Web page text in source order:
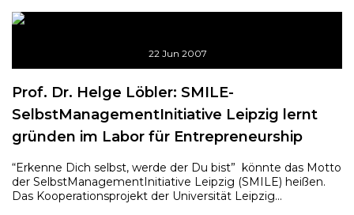
22 Jun 2007
Prof. Dr. Helge Löbler: SMILE-
SelbstManagementInitiative Leipzig lernt
gründen im Labor für Entrepreneurship
“Erkenne Dich selbst, werde der Du bist” könnte das Motto
der SelbstManagementInitiative Leipzig (SMILE) heißen.
Das Kooperationsprojekt der Universität Leipzig...